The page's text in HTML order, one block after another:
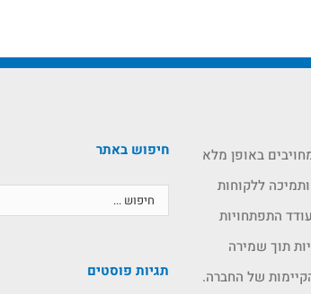
באופן מלא
ללקוחות
התפתחויות
תוך שמירה
של החברה.
חיפוש באתר
תגיות פוסטים